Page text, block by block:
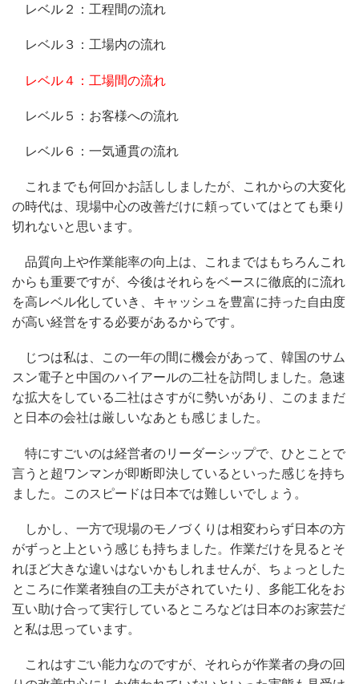
レベル２：工程間の流れ
レベル３：工場内の流れ
レベル４：工場間の流れ
レベル５：お客様への流れ
レベル６：一気通貫の流れ
これまでも何回かお話ししましたが、これからの大変化
の時代は、現場中心の改善だけに頼っていてはとても乗り
切れないと思います。
品質向上や作業能率の向上は、これまではもちろんこれ
からも重要ですが、今後はそれらをベースに徹底的に流れ
を高レベル化していき、キャッシュを豊富に持った自由度
が高い経営をする必要があるからです。
じつは私は、この一年の間に機会があって、韓国のサム
スン電子と中国のハイアールの二社を訪問しました。急速
な拡大をしている二社はさすがに勢いがあり、このままだ
と日本の会社は厳しいなあとも感じました。
特にすごいのは経営者のリーダーシップで、ひとことで
言うと超ワンマンが即断即決しているといった感じを持ち
ました。このスピードは日本では難しいでしょう。
しかし、一方で現場のモノづくりは相変わらず日本の方
がずっと上という感じも持ちました。作業だけを見るとそ
れほど大きな違いはないかもしれませんが、ちょっとした
ところに作業者独自の工夫がされていたり、多能工化をお
互い助け合って実行しているところなどは日本のお家芸だ
と私は思っています。
これはすごい能力なのですが、それらが作業者の身の回